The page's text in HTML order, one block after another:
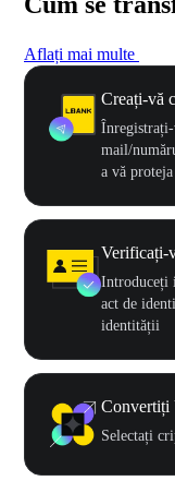
Aflați mai multe
Creați-vă
Înregistrați-
mail/
a vă
Verificați-
Introduceți
act de
identității
Selectați